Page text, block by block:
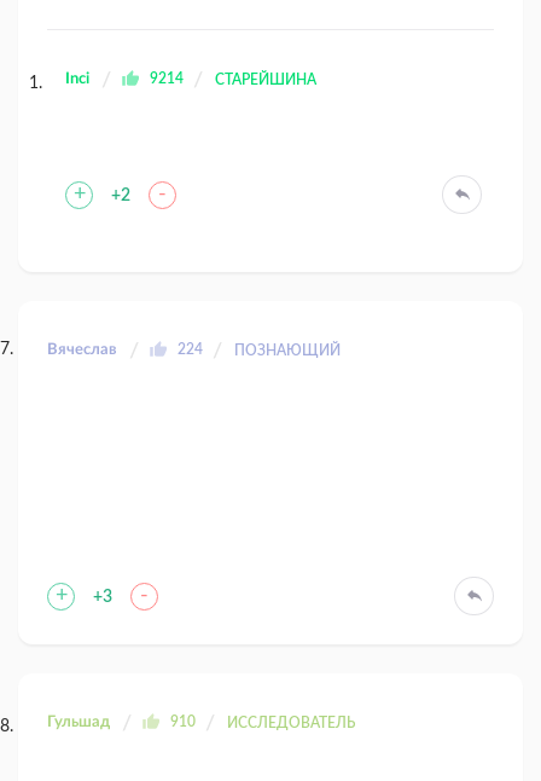
Inci 9214 СТАРЕЙШИНА
+ +2 -
Вячеслав 224 ПОЗНАЮЩИЙ
+ +3 -
Гульшад 910 ИССЛЕДОВАТЕЛЬ